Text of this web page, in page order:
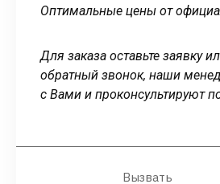
Оптимальные цены от
Для заказа оставьте заявку
обратный звонок, наши
с Вами и проконсультируют
Вызвать